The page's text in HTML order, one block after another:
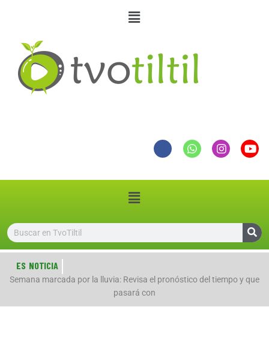
ES NOTICIA
Semana marcada por la lluvia: Revisa el pronóstico del tiempo y que
pasará con